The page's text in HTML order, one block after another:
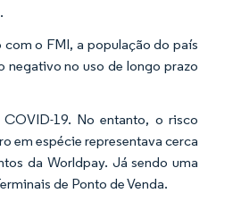
o FMI, a população do país
negativo no uso de longo prazo
19. No entanto, o risco
em espécie representava cerca
da Worldpay. Já sendo uma
de Ponto de Venda.